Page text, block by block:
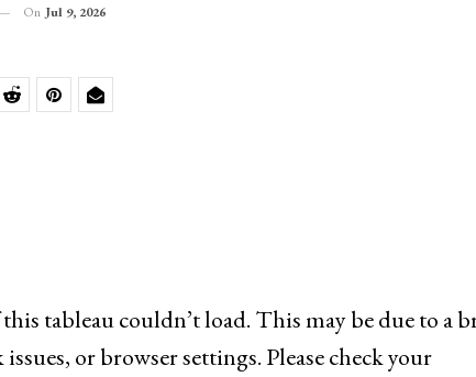
On Jul 9, 2026
tableau couldn’t load. This may be due to a
or browser settings. Please check your